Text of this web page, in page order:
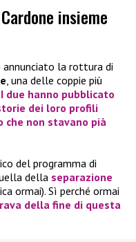
insieme
annunciato la rottura di
, una delle coppie più
I due hanno pubblicato
dei loro profili
che non stavano pià
del programma di
della separazione
ormai). Sì perché ormai
della fine di questa